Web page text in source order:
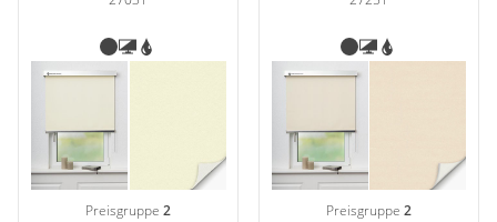
Preisgruppe2 Preisgruppe 2